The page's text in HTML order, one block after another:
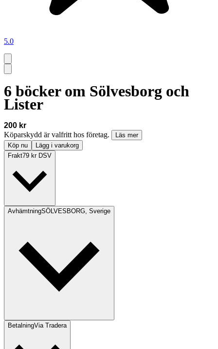
5.0
6 böcker om Sölvesborg och
Lister
200 kr
Köparskydd är valfritt hos företag.
Läs mer
Köp nu
Lägg i varukorg
Frakt79 kr DSV
AvhämtningSÖLVESBORG, Sverige
BetalningVia Tradera